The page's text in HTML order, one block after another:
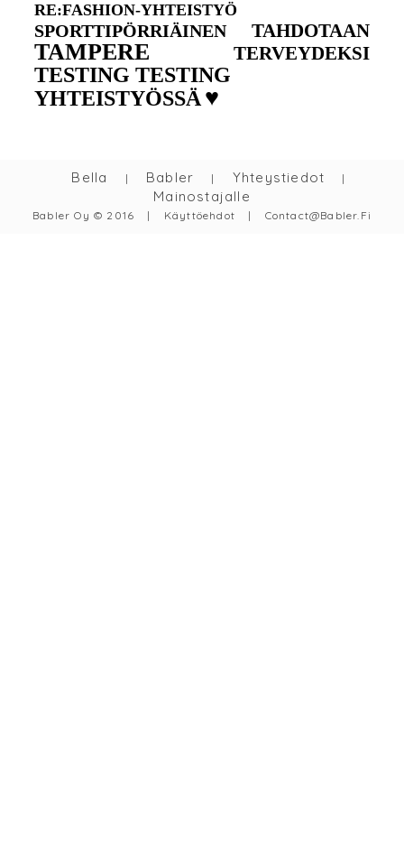
RE:FASHION-YHTEISTYÖ
SPORTTIPÖRRIÄINEN TAHDOTAAN
TAMPERE TERVEYDEKSI
TESTING TESTING
YHTEISTYÖSSÄ ♥
Bella | Babler | Yhteystiedot |
Mainostajalle
Babler Oy © 2016 | Käyttöehdot | Contact@babler.fi